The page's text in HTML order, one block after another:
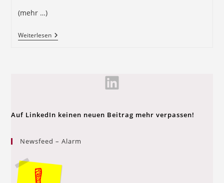
(mehr …)
Weiterlesen
Auf LinkedIn keinen neuen Beitrag mehr verpassen!
Newsfeed – Alarm